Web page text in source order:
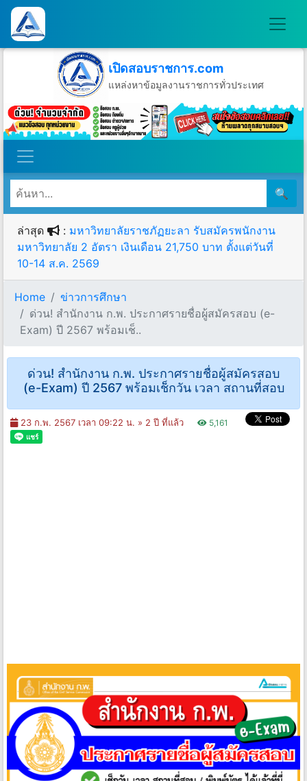
เปิดสอบราชการ.com
แหล่งหาข้อมูลงานราชการทั่วประเทศ
วันพฤหัสบดีที่ 6 เดือนสิงหาคม พ.ศ.2569
🔍
ล่าสุด : มหาวิทยาลัยราชภัฏยะลา รับสมัครพนักงาน
มหาวิทยาลัย 2 อัตรา เงินเดือน 21,750 บาท ตั้งแต่วันที่
10-14 ส.ค. 2569
Home
ข่าวการศึกษา
ด่วน! สำนักงาน ก.พ. ประกาศรายชื่อผู้สมัครสอบ (e-
Exam) ปี 2567 พร้อมเช็..
ด่วน! สำนักงาน ก.พ. ประกาศรายชื่อผู้สมัครสอบ
(e-Exam) ปี 2567 พร้อมเช็กวัน เวลา สถานที่สอบ
23 ก.พ. 2567 เวลา 09:22 น. » 2 ปี ที่แล้ว 5,161